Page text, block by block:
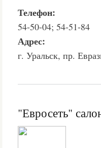
Телефон:
54-50-04; 54-51-84
Адрес:
г. Уральск, пр.
"Евросеть"